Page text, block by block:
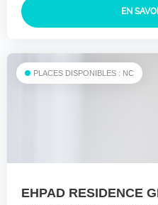
EN
PLACES DISPONIBLES : NC
EHPAD RESIDENCE